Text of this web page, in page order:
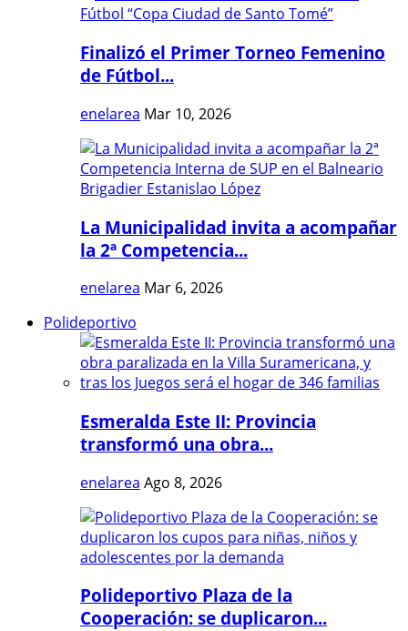
Finalizó el Primer Torneo Femenino
de Fútbol...
enelarea Mar 10, 2026
La Municipalidad invita a acompañar
la 2ª Competencia...
enelarea Mar 6, 2026
Polideportivo
Esmeralda Este II: Provincia
transformó una obra...
enelarea Ago 8, 2026
Polideportivo Plaza de la
Cooperación: se duplicaron...